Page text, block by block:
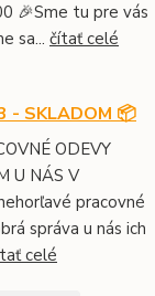
🎉Sme tu pre vás
sa... čítať celé
- SKLADOM 📦
ODEVY
U NÁS V
pracovné
správa u nás ich
celé